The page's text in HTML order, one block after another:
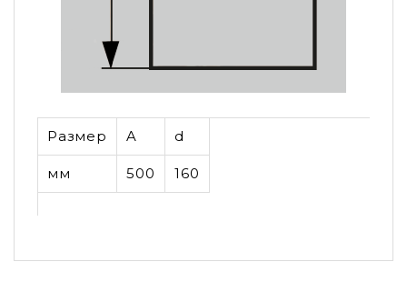
Размер A d
мм 500 160